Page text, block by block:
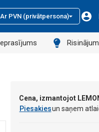
Ar PVN (privātpersona)
Cena, izmantojot
Piesakiesun saņem